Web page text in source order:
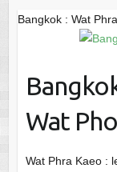
o
n
Bangkok : Wat
Wat Pho
Wat Phra Kaeo :